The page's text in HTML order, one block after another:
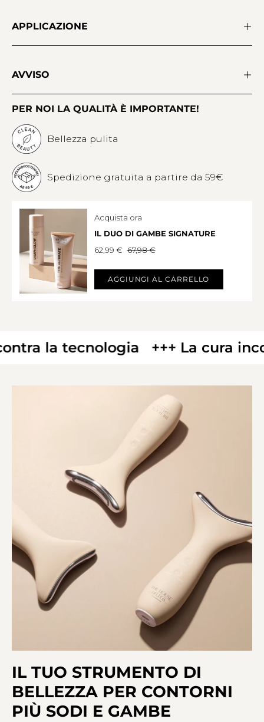
APPLICAZIONE
AVVISO
PER NOI LA QUALITÀ È IMPORTANTE!
Bellezza pulita
Spedizione gratuita a partire da 59€
Acquista ora
IL DUO DI GAMBE SIGNATURE
62,99 € 67,98 €
AGGIUNGI AL CARRELLO
la tecnologia +++ La cura
IL TUO STRUMENTO DI
BELLEZZA PER CONTORNI
PIÙ SODI E GAMBE